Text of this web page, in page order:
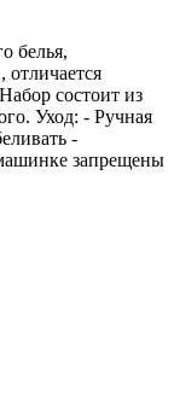
белья,
состоит из
Уход: - Ручная
-
запрещены